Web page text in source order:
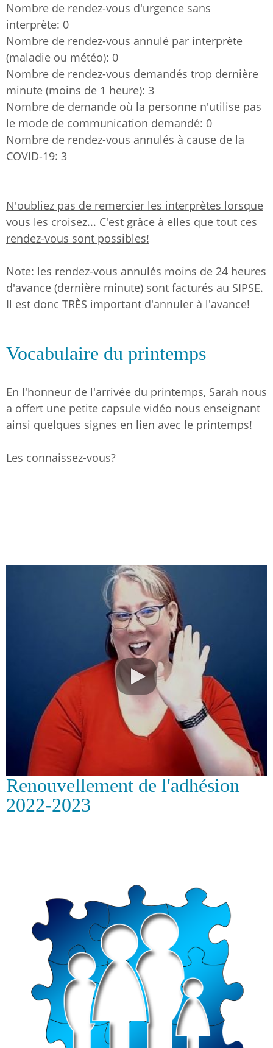
Nombre de rendez-vous d'urgence sans
interprète: 0
Nombre de rendez-vous annulé par interprète
(maladie ou météo): 0
Nombre de rendez-vous demandés trop dernière
minute (moins de 1 heure): 3
Nombre de demande où la personne n'utilise pas
le mode de communication demandé: 0
Nombre de rendez-vous annulés à cause de la
COVID-19: 3
N'oubliez pas de remercier les interprètes lorsque
vous les croisez... C'est grâce à elles que tout ces
rendez-vous sont possibles!
Note: les rendez-vous annulés moins de 24 heures
d'avance (dernière minute) sont facturés au SIPSE.
Il est donc TRÈS important d'annuler à l'avance!
Vocabulaire du printemps
En l'honneur de l'arrivée du printemps, Sarah nous
a offert une petite capsule vidéo nous enseignant
ainsi quelques signes en lien avec le printemps!
Les connaissez-vous?
Renouvellement de l'adhésion
2022-2023